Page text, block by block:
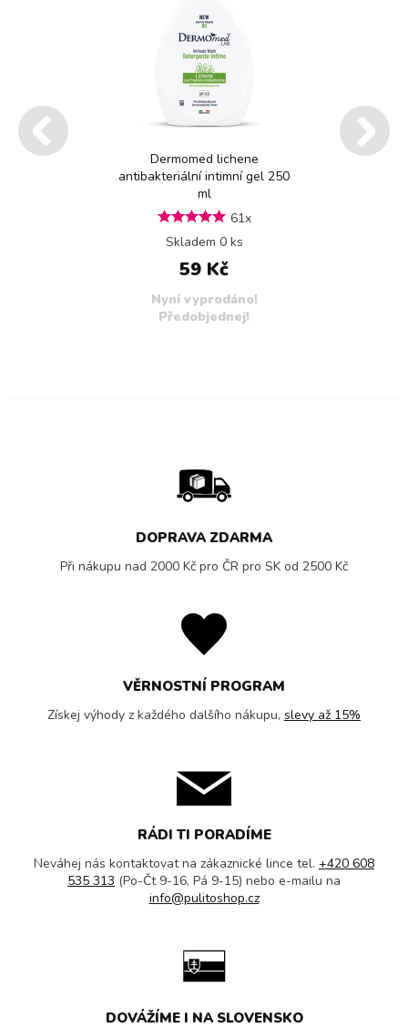
Dermomed lichene
antibakteriální intimní gel 250
ml
61x
Skladem 0 ks
59 Kč
Nyní vyprodáno!
Předobjednej!
DOPRAVA ZDARMA
Při nákupu nad 2000 Kč pro ČR pro SK od 2500 Kč
VĚRNOSTNÍ PROGRAM
Získej výhody z každého dalšího nákupu, slevy až 15%
RÁDI TI PORADÍME
Neváhej nás kontaktovat na zákaznické lince tel. +420 608
535 313 (Po-Čt 9-16, Pá 9-15) nebo e-mailu na
info@pulitoshop.cz
DOVÁŽÍME I NA SLOVENSKO